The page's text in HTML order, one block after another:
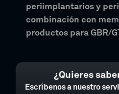
periimplantarios y
combinación con
productos para GBR/
¿Quieres
Escríbenos a nuestro